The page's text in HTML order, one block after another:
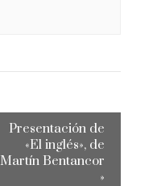
Presentación de
«El inglés», de
Martín Bentancor
»